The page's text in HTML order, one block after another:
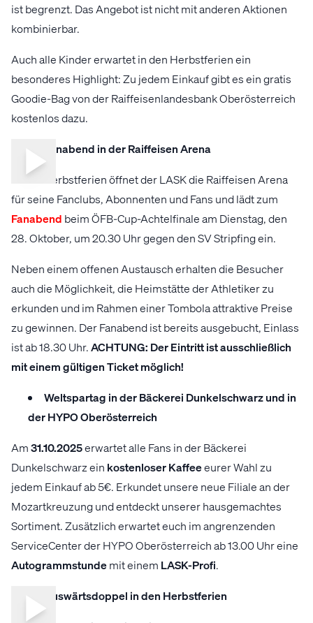
ist begrenzt. Das Angebot ist nicht mit anderen Aktionen
kombinierbar.
Auch alle Kinder erwartet in den Herbstferien ein
besonderes Highlight: Zu jedem Einkauf gibt es ein gratis
Goodie-Bag von der Raiffeisenlandesbank Oberösterreich
kostenlos dazu.
Fanabend in der Raiffeisen Arena
In den Herbstferien öffnet der LASK die Raiffeisen Arena
für seine Fanclubs, Abonnenten und Fans und lädt zum
Fanabend beim ÖFB-Cup-Achtelfinale am Dienstag, den
28. Oktober, um 20.30 Uhr gegen den SV Stripfing ein.
Neben einem offenen Austausch erhalten die Besucher
auch die Möglichkeit, die Heimstätte der Athletiker zu
erkunden und im Rahmen einer Tombola attraktive Preise
zu gewinnen. Der Fanabend ist bereits ausgebucht, Einlass
ist ab 18.30 Uhr.ACHTUNG: Der Eintritt ist ausschließlich
mit einem gültigen Ticket möglich!
Weltspartag in der Bäckerei Dunkelschwarz und in
der HYPO Oberösterreich
Am31.10.2025erwartet alle Fans in der Bäckerei
Dunkelschwarz ein kostenloser Kaffeeeurer Wahl zu
jedem Einkauf ab 5€. Erkundet unsere neue Filiale an der
Mozartkreuzung und entdeckt unserer hausgemachtes
Sortiment. Zusätzlich erwartet euch im angrenzenden
ServiceCenter der HYPO Oberösterreich ab 13.00 Uhr eine
Autogrammstundemit einem LASK-Profi.
Auswärtsdoppel in den Herbstferien